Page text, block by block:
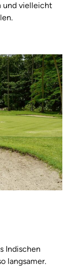
und vielleicht
Indischen
langsamer.